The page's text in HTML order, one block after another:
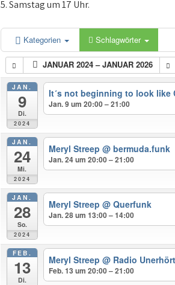
5. Samstag um 17 Uhr.
Kategorien Schlagwörter
JANUAR 2024 – JANUAR 2026
JAN.
9
Di.
2024
It´s not beginning to look like
Jan. 9 um 20:00 – 21:00
JAN.
24
Mi.
2024
Meryl Streep@ bermuda.funk
Jan. 24 um 20:00 – 21:00
JAN.
28
So.
2024
Meryl Streep@ Querfunk
Jan. 28 um 13:00 – 14:00
FEB.
13
Di.
Meryl Streep@ Radio Unerhört
Feb. 13 um 20:00 – 21:00